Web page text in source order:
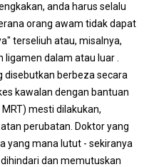
anda harus selalu
orang awam tidak dapat
terseliuh atau, misalnya,
dalam atau luar .
disebutkan berbeza secara
kawalan dengan bantuan
mesti dilakukan,
perubatan. Doktor yang
yang mana lutut - sekiranya
dan memutuskan